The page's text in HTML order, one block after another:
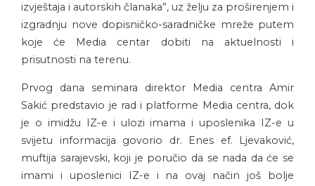
izvještaja i autorskih članaka”, uz želju za proširenjem i
izgradnju nove dopisničko-saradničke mreže putem
koje će Media centar dobiti na aktuelnosti i
prisutnosti na terenu.
Prvog dana seminara direktor Media centra Amir
Sakić predstavio je rad i platforme Media centra, dok
je o imidžu IZ-e i ulozi imama i uposlenika IZ-e u
svijetu informacija govorio dr. Enes ef. Ljevaković,
muftija sarajevski, koji je poručio da se nada da će se
imami i uposlenici IZ-e i na ovaj način još bolje